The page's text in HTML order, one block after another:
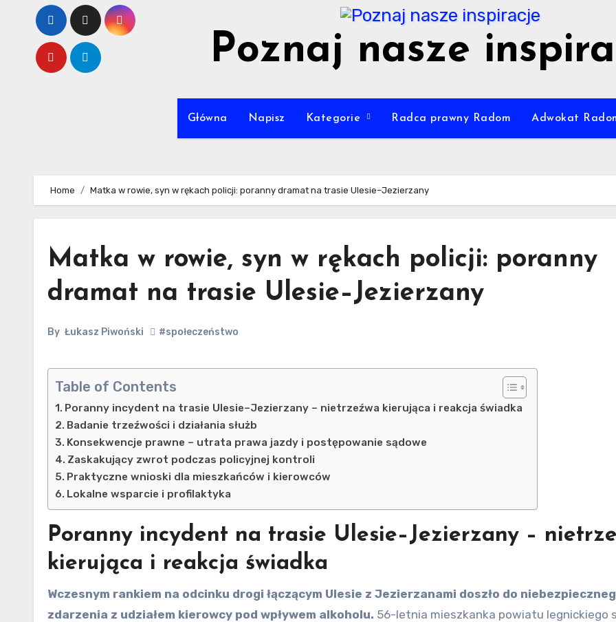
content
Poznaj nasze
Główna Napisz Kategorie Radca prawny Radom Adwokat
Home Matka w rowie, syn w rękach policji: poranny dramat na trasie Ulesie–Jezierzany
Matka w rowie, syn w rękach policji: poranny
dramat na trasie Ulesie–Jezierzany
By Łukasz Piwoński #społeczeństwo
Table of Contents
Poranny incydent na trasie Ulesie–Jezierzany – nietrzeźwa kierująca i reakcja świadka
Badanie trzeźwości i działania służb
Konsekwencje prawne – utrata prawa jazdy i postępowanie sądowe
Zaskakujący zwrot podczas policyjnej kontroli
Praktyczne wnioski dla mieszkańców i kierowców
Lokalne wsparcie i profilaktyka
Poranny incydent na trasie Ulesie–Jezierzany –
kierująca i reakcja świadka
Wczesnym rankiem na odcinku drogi łączącym Ulesie z Jezierzanami doszło do niebezpiecznego
zdarzenia z udziałem kierowcy pod wpływem alkoholu. 56-letnia mieszkanka powiatu legnickiego